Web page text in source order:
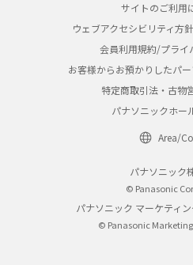
サイトのご利用
ウェブアクセシビリティ方針
会員利用規約/プライ
お客様からお預かりしたパ
特定商取引法・古物
パナソニックホー
Area/
パナソニック
© Panasonic
パナソニック マーケティ
© Panasonic